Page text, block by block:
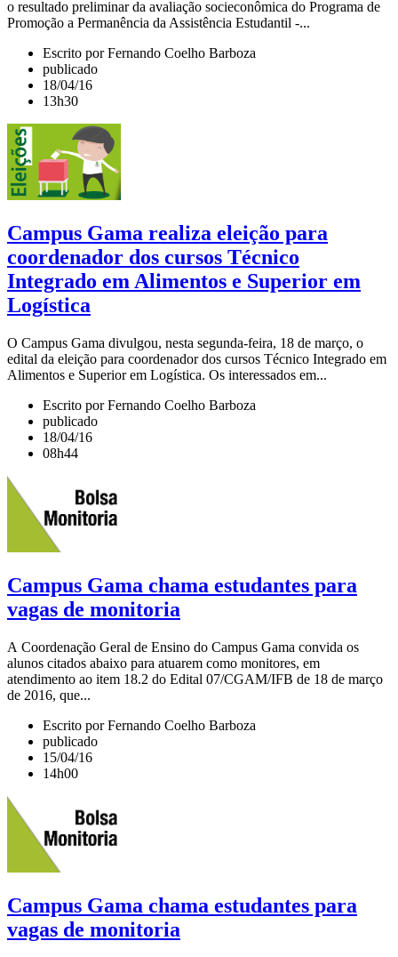
o resultado preliminar da avaliação socieconômica do Programa de
Promoção a Permanência da Assistência Estudantil -...
Escrito por Fernando Coelho Barboza
publicado
18/04/16
13h30
Campus Gama realiza eleição para
coordenador dos cursos Técnico
Integrado em Alimentos e Superior em
Logística
O Campus Gama divulgou, nesta segunda-feira, 18 de março, o
edital da eleição para coordenador dos cursos Técnico Integrado em
Alimentos e Superior em Logística. Os interessados em...
Escrito por Fernando Coelho Barboza
publicado
18/04/16
08h44
Campus Gama chama estudantes para
vagas de monitoria
A Coordenação Geral de Ensino do Campus Gama convida os
alunos citados abaixo para atuarem como monitores, em
atendimento ao item 18.2 do Edital 07/CGAM/IFB de 18 de março
de 2016, que...
Escrito por Fernando Coelho Barboza
publicado
15/04/16
14h00
Campus Gama chama estudantes para
vagas de monitoria